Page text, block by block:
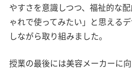
やすさを意識しつつ、福祉的な
ゃれで使ってみたい」と思える
しながら取り組みました。
授業の最後には美容メーカーに